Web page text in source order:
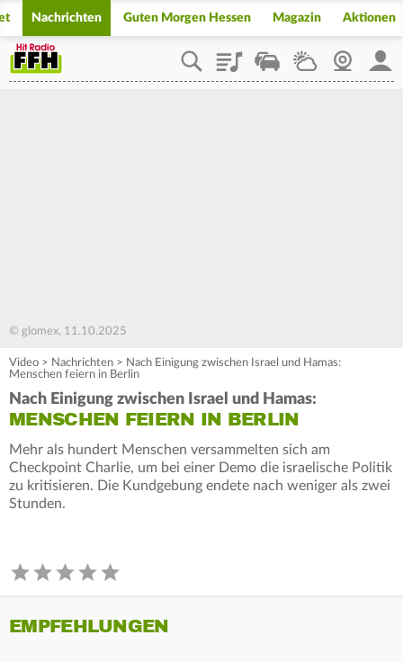
Nachrichten Guten Morgen Hessen Magazin Aktionen
PlaylistStaupilotWetterWebcam
© glomex, 11.10.2025
Video > Nachrichten > Nach Einigung zwischen Israel und Hamas:
Menschen feiern in Berlin
Nach Einigung zwischen Israel und Hamas:
MENSCHEN FEIERN IN BERLIN
Mehr als hundert Menschen versammelten sich am
Checkpoint Charlie, um bei einer Demo die israelische Politik
zu kritisieren. Die Kundgebung endete nach weniger als zwei
Stunden.
EMPFEHLUNGEN